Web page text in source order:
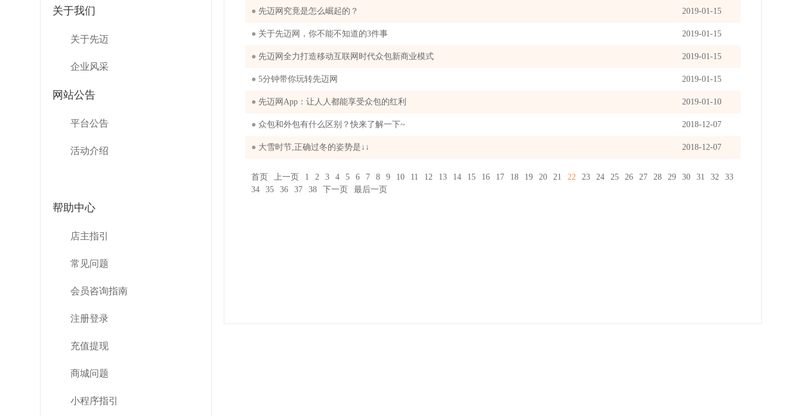
关于我们
关于先迈
企业风采
网站公告
平台公告
活动介绍
帮助中心
店主指引
常见问题
会员咨询指南
注册登录
充值提现
商城问题
小程序指引
● 先迈网究竟是怎么崛起的？ 2019-01-15
● 关于先迈网，你不能不知道的3件事 2019-01-15
● 先迈网全力打造移动互联网时代众包新商业模式 2019-01-15
● 5分钟带你玩转先迈网 2019-01-15
● 先迈网App：让人人都能享受众包的红利 2019-01-10
● 众包和外包有什么区别？快来了解一下~ 2018-12-07
● 大雪时节,正确过冬的姿势是↓↓ 2018-12-07
首页 上一页 1 2 3 4 5 6 7 8 9 10 11 12 13 14 15 16 17 18 19 20 21 22 23 24 25 26 27 28 29 30 31 32
33
34
35 36 37 38 下一页 最后一页